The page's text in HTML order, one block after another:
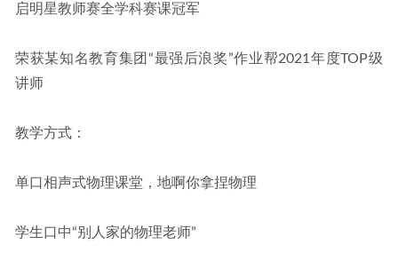
启明星教师赛全学科赛课冠军
荣获某知名教育集团“最强后浪奖”作业帮2021年度TOP级
讲师
教学方式：
单口相声式物理课堂，地啊你拿捏物理
学生口中“别人家的物理老师”